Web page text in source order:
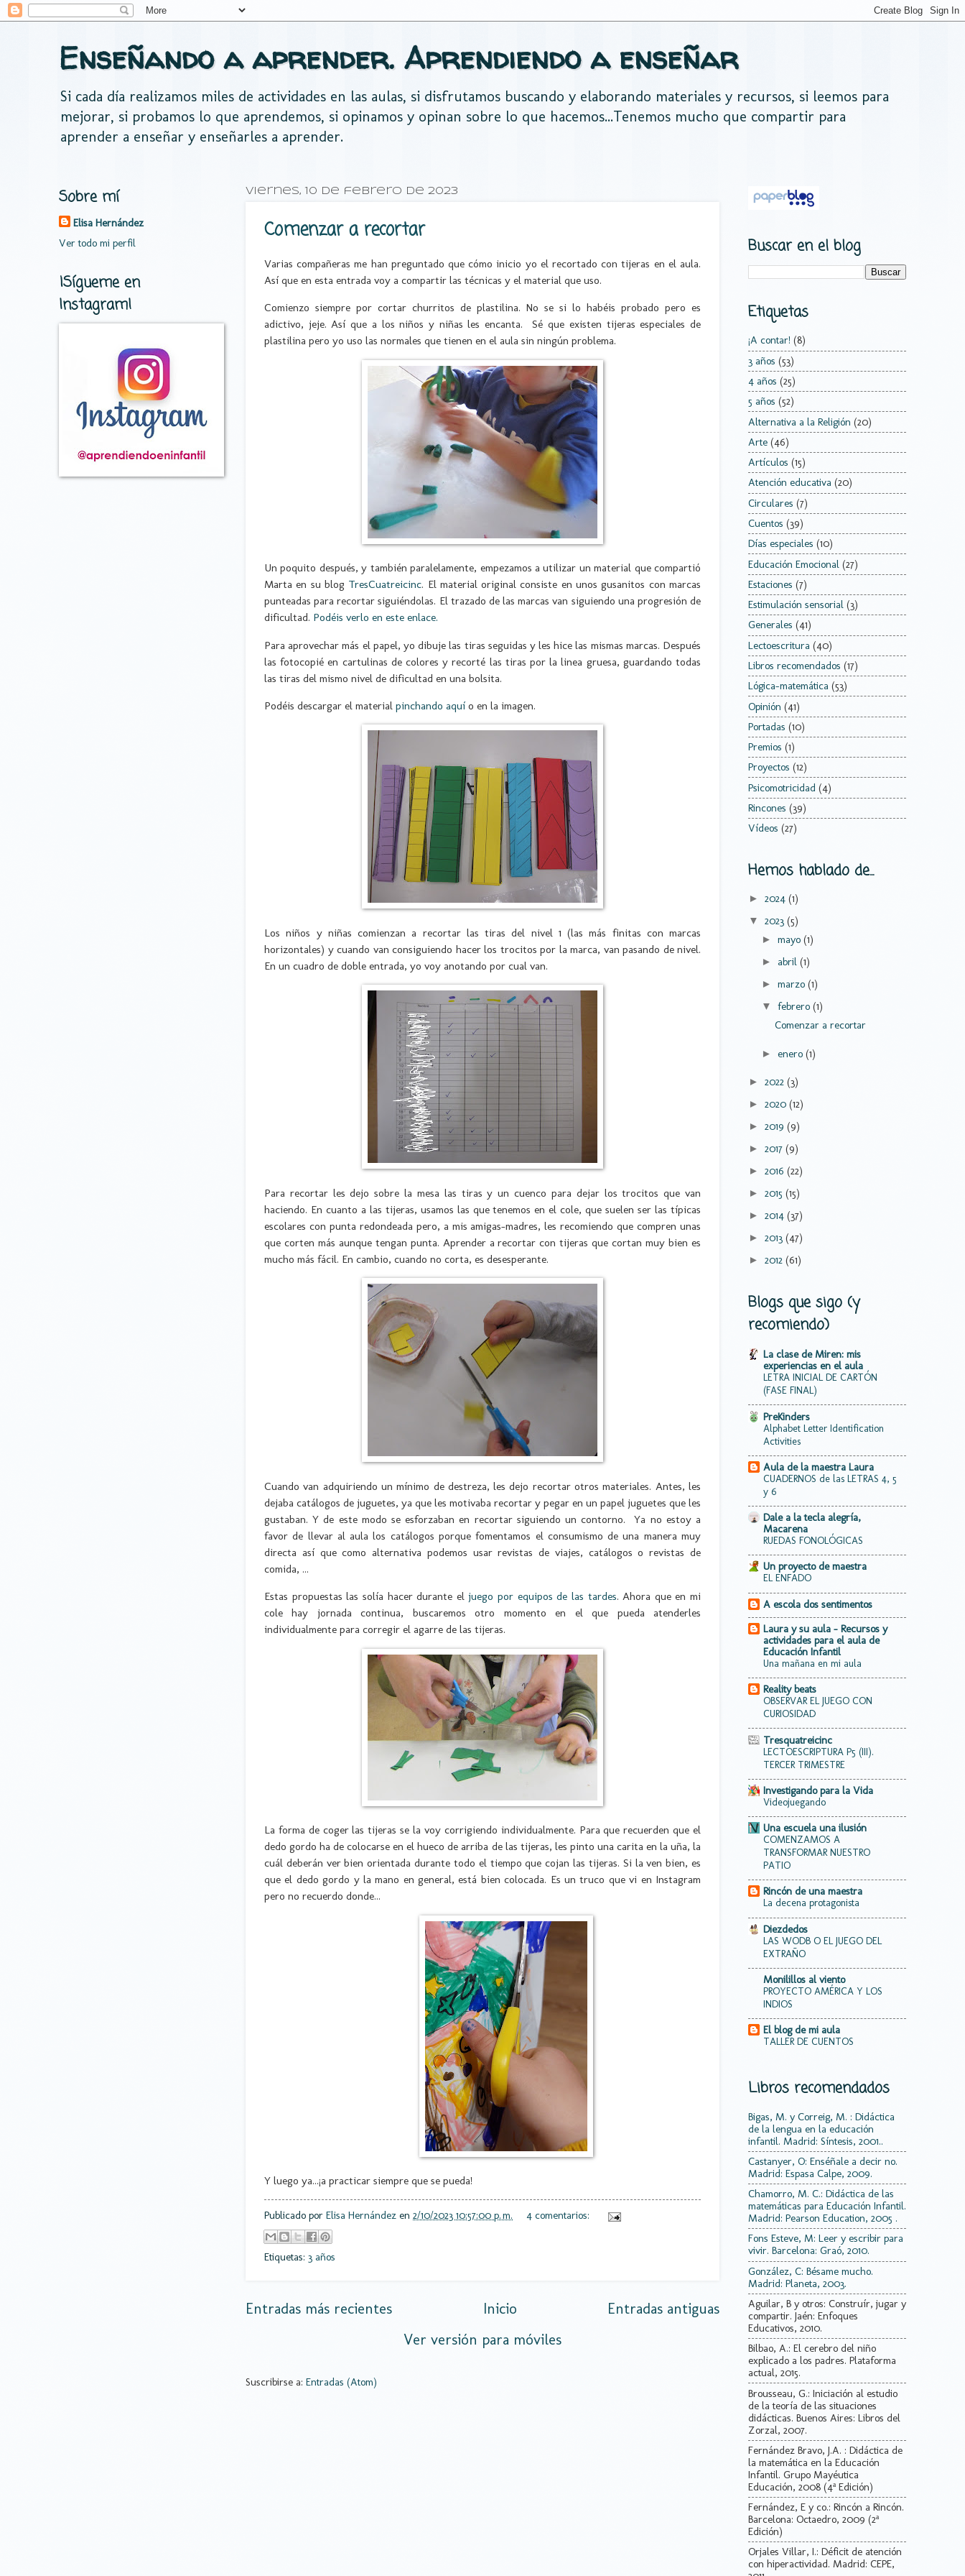
Enseñando a aprender. Aprendiendo a enseñar
Si cada día realizamos miles de actividades en las aulas, si disfrutamos buscando y elaborando materiales y recursos, si leemos para
mejorar, si probamos lo que aprendemos, si opinamos y opinan sobre lo que hacemos...Tenemos mucho que compartir para
aprender a enseñar y enseñarles a aprender.
viernes, 10 de febrero de 2023
Comenzar a recortar
Varias compañeras me han preguntado que cómo inicio yo el recortado con tijeras en el aula.
Así que en esta entrada voy a compartir las técnicas y el material que uso.
Comienzo siempre por cortar churritos de plastilina. No se si lo habéis probado pero es
adictivo, jeje. Así que a los niños y niñas les encanta. Sé que existen tijeras especiales de
plastilina pero yo uso las normales que tienen en el aula sin ningún problema.
Un poquito después, y también paralelamente, empezamos a utilizar un material que compartió
Marta en su blog TresCuatreicinc. El material original consiste en unos gusanitos con marcas
punteadas para recortar siguiéndolas. El trazado de las marcas van siguiendo una progresión de
dificultad. Podéis verlo en este enlace.
Para aprovechar más el papel, yo dibuje las tiras seguidas y les hice las mismas marcas. Después
las fotocopié en cartulinas de colores y recorté las tiras por la linea gruesa, guardando todas
las tiras del mismo nivel de dificultad en una bolsita.
Podéis descargar el material pinchando aquí o en la imagen.
Los niños y niñas comienzan a recortar las tiras del nivel 1 (las más finitas con marcas
horizontales) y cuando van consiguiendo hacer los trocitos por la marca, van pasando de nivel.
En un cuadro de doble entrada, yo voy anotando por cual van.
Para recortar les dejo sobre la mesa las tiras y un cuenco para dejar los trocitos que van
haciendo. En cuanto a las tijeras, usamos las que tenemos en el cole, que suelen ser las típicas
escolares con punta redondeada pero, a mis amigas-madres, les recomiendo que compren unas
que corten más aunque tengan punta. Aprender a recortar con tijeras que cortan muy bien es
mucho más fácil. En cambio, cuando no corta, es desesperante.
Cuando van adquiriendo un mínimo de destreza, les dejo recortar otros materiales. Antes, les
dejaba catálogos de juguetes, ya que les motivaba recortar y pegar en un papel juguetes que les
gustaban. Y de este modo se esforzaban en recortar siguiendo un contorno. Ya no estoy a
favor de llevar al aula los catálogos porque fomentamos el consumismo de una manera muy
directa así que como alternativa podemos usar revistas de viajes, catálogos o revistas de
comida, ...
Estas propuestas las solía hacer durante eljuego por equipos de las tardes. Ahora que en mi
cole hay jornada continua, buscaremos otro momento en el que pueda atenderles
individualmente para corregir el agarre de las tijeras.
La forma de coger las tijeras se la voy corrigiendo individualmente. Para que recuerden que el
dedo gordo ha de colocarse en el hueco de arriba de las tijeras, les pinto una carita en la uña, la
cuál deberán ver bien orientada durante todo el tiempo que cojan las tijeras. Si la ven bien, es
que el dedo gordo y la mano en general, está bien colocada. Es un truco que vi en Instagram
pero no recuerdo donde...
Y luego ya...¡a practicar siempre que se pueda!
Publicado por Elisa Hernández en 2/10/2023 10:57:00 p. m. 4 comentarios:
Etiquetas: 3 años
Entradas más recientes Entradas antiguas
Inicio
Ver versión para móviles
Suscribirse a: Entradas (Atom)
Sobre mí
Elisa Hernández
Ver todo mi perfil
¡Sígueme en
Instagram!
Buscar en el blog
Etiquetas
¡A contar! (8)
3 años (53)
4 años (25)
5 años (52)
Alternativa a la Religión (20)
Arte (46)
Artículos (15)
Atención educativa (20)
Circulares (7)
Cuentos (39)
Días especiales (10)
Educación Emocional (27)
Estaciones (7)
Estimulación sensorial (3)
Generales (41)
Lectoescritura (40)
Libros recomendados (17)
Lógica-matemática (53)
Opinión (41)
Portadas (10)
Premios (1)
Proyectos (12)
Psicomotricidad (4)
Rincones (39)
Vídeos (27)
Hemos hablado de...
► 2024 (1)
▼ 2023 (5)
► mayo (1)
► abril (1)
► marzo (1)
▼ febrero (1)
Comenzar a recortar
► enero (1)
► 2022 (3)
► 2020 (12)
► 2019 (9)
► 2017 (9)
► 2016 (22)
► 2015 (15)
► 2014 (37)
► 2013 (47)
► 2012 (61)
Blogs que sigo (y
recomiendo)
La clase de Miren: mis
experiencias en el aula
LETRA INICIAL DE CARTÓN
(FASE FINAL)
PreKinders
Alphabet Letter Identification
Activities
Aula de la maestra Laura
CUADERNOS de las LETRAS 4, 5
y 6
Dale a la tecla alegría,
Macarena
RUEDAS FONOLÓGICAS
Un proyecto de maestra
EL ENFADO
A escola dos sentimentos
Laura y su aula - Recursos y
actividades para el aula de
Educación Infantil
Una mañana en mi aula
Reality beats
OBSERVAR EL JUEGO CON
CURIOSIDAD
Tresquatreicinc
LECTOESCRIPTURA P5 (III).
TERCER TRIMESTRE
Investigando para la Vida
Videojuegando
Una escuela una ilusión
COMENZAMOS A
TRANSFORMAR NUESTRO
PATIO
Rincón de una maestra
La decena protagonista
Diezdedos
LAS WODB O EL JUEGO DEL
EXTRAÑO
Monilillos al viento
PROYECTO AMÉRICA Y LOS
INDIOS
El blog de mi aula
TALLER DE CUENTOS
Libros recomendados
Bigas, M. y Correig, M. : Didáctica
de la lengua en la educación
infantil. Madrid: Síntesis, 2001..
Castanyer, O: Enséñale a decir no.
Madrid: Espasa Calpe, 2009.
Chamorro, M. C.: Didáctica de las
matemáticas para Educación Infantil.
Madrid: Pearson Education, 2005 .
Fons Esteve, M: Leer y escribir para
vivir. Barcelona: Graó, 2010.
González, C: Bésame mucho.
Madrid: Planeta, 2003.
Aguilar, B y otros: Construír, jugar y
compartir. Jaén: Enfoques
Educativos, 2010.
Bilbao, A.: El cerebro del niño
explicado a los padres. Plataforma
actual, 2015.
Brousseau, G.: Iniciación al estudio
de la teoría de las situaciones
didácticas. Buenos Aires: Libros del
Zorzal, 2007.
Fernández Bravo, J.A. : Didáctica de
la matemática en la Educación
Infantil. Grupo Mayéutica
Educación, 2008 (4ª Edición)
Fernández, E y co.: Rincón a Rincón.
Barcelona: Octaedro, 2009 (2ª
Edición)
Orjales Villar, I.: Déficit de atención
con hiperactividad. Madrid: CEPE,